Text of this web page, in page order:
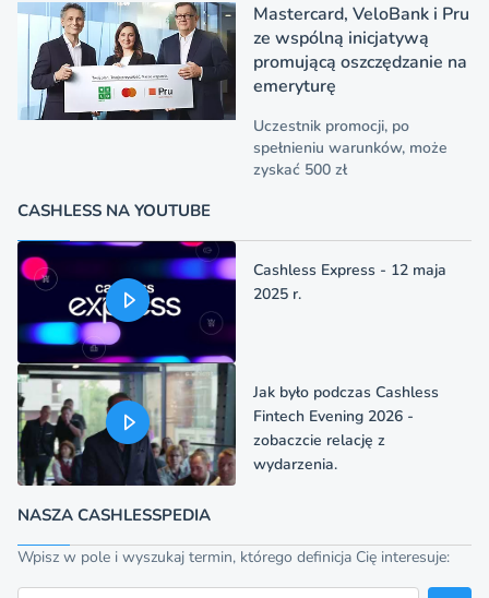
Mastercard, VeloBank i Pru
ze wspólną inicjatywą
promującą oszczędzanie na
emeryturę
Uczestnik promocji, po
spełnieniu warunków, może
zyskać 500 zł
CASHLESS NA YOUTUBE
Cashless Express - 12 maja
2025 r.
Jak było podczas Cashless
Fintech Evening 2026 -
zobaczcie relację z
wydarzenia.
NASZA CASHLESSPEDIA
Wpisz w pole i wyszukaj termin, którego definicja Cię interesuje: